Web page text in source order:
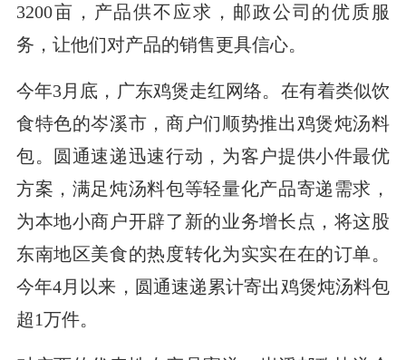
3200亩，产品供不应求，邮政公司的优质服
务，让他们对产品的销售更具信心。
今年3月底，广东鸡煲走红网络。在有着类似饮
食特色的岑溪市，商户们顺势推出鸡煲炖汤料
包。圆通速递迅速行动，为客户提供小件最优
方案，满足炖汤料包等轻量化产品寄递需求，
为本地小商户开辟了新的业务增长点，将这股
东南地区美食的热度转化为实实在在的订单。
今年4月以来，圆通速递累计寄出鸡煲炖汤料包
超1万件。